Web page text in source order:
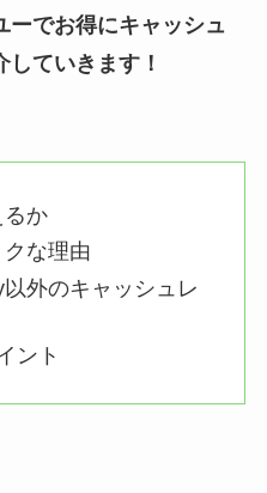
ーでお得にキャッシュ
ていきます！
るか
な理由
外のキャッシュレ
ント